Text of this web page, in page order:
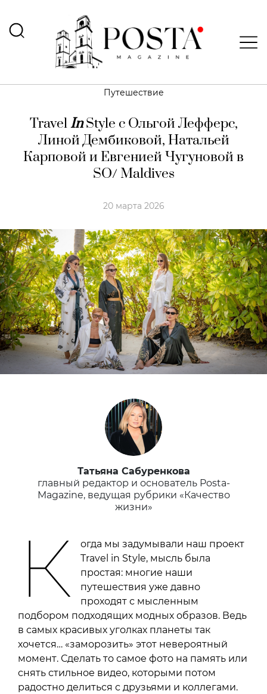
Путешествие
TravelInStyle c Ольгой Лефферс,
Линой Дембиковой, Натальей
Карповой и Евгенией Чугуновой в
SO/ Maldives
20 марта 2026
Татьяна Сабуренкова
главный редактор и основатель Posta-
Magazine, ведущая рубрики «Качество
жизни»
К
огда мы задумывали наш проект
Travel in Style, мысль была
простая: многие наши
путешествия уже давно
проходят с мысленным
подбором подходящих модных образов. Ведь
в самых красивых уголках планеты так
хочется… «заморозить» этот невероятный
момент. Сделать то самое фото на память или
снять стильное видео, которыми потом
радостно делиться с друзьями и коллегами.